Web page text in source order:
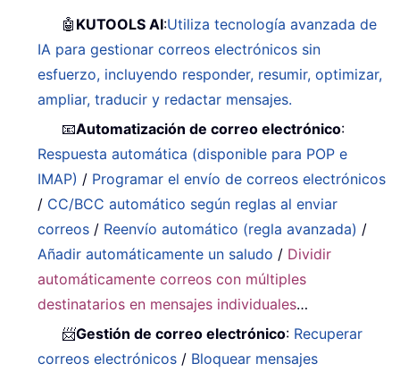
🤖 KUTOOLS AI:Utiliza tecnología avanzada de
IA para gestionar correos electrónicos sin
esfuerzo, incluyendo responder, resumir, optimizar,
ampliar, traducir y redactar mensajes.
📧Automatización de correo electrónico:
Respuesta automática (disponible para POP e
IMAP) / Programar el envío de correos electrónicos
/ CC/BCC automático según reglas al enviar
correos / Reenvío automático (regla avanzada) /
Añadir automáticamente un saludo / Dividir
automáticamente correos con múltiples
destinatarios en mensajes individuales…
📨Gestión de correo electrónico: Recuperar
correos electrónicos / Bloquear mensajes